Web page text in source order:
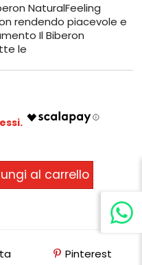
NaturalFeeling
rendendo piacevole e
Il Biberon
le
al carrello
Pinterest